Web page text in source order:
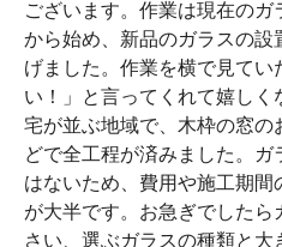
ございます。作業は現在の
から始め、新品のガラスの設
げました。作業を横で見て
い！」と言ってくれて嬉し
宅が並ぶ地域で、木枠の窓の
どで全工程が済みました。
はないため、費用や施工期
が大半です。お急ぎでした
さい、選ぶガラスの種類と